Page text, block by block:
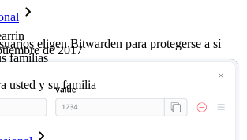
eligen Bitwarden para protegerse a sí
familias
usted y su familia
de 2017